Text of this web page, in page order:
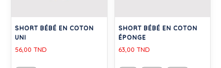
SHORT BÉBÉ EN COTON
UNI
56,00 TND
SHORT BÉBÉ EN COTON
ÉPONGE
63,00 TND